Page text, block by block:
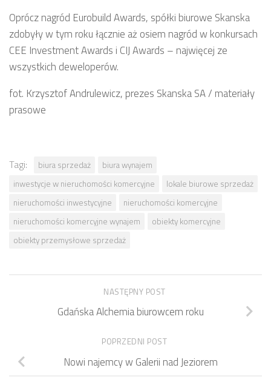
Oprócz nagród Eurobuild Awards, spółki biurowe Skanska
zdobyły w tym roku łącznie aż osiem nagród w konkursach
CEE Investment Awards i CIJ Awards – najwięcej ze
wszystkich deweloperów.
fot. Krzysztof Andrulewicz, prezes Skanska SA / materiały
prasowe
Tagi: biura sprzedaż
biura wynajem
inwestycje w nieruchomości komercyjne
lokale biurowe sprzedaż
nieruchomości inwestycyjne
nieruchomości komercyjne
nieruchomości komercyjne wynajem
obiekty komercyjne
obiekty przemysłowe sprzedaż
NASTĘPNY POST
Gdańska Alchemia biurowcem roku
POPRZEDNI POST
Nowi najemcy w Galerii nad Jeziorem